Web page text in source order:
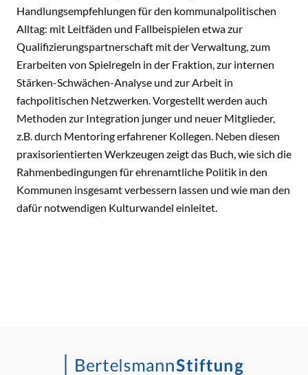
Handlungsempfehlungen für den kommunalpolitischen
Alltag: mit Leitfäden und Fallbeispielen etwa zur
Qualifizierungspartnerschaft mit der Verwaltung, zum
Erarbeiten von Spielregeln in der Fraktion, zur internen
Stärken-Schwächen-Analyse und zur Arbeit in
fachpolitischen Netzwerken. Vorgestellt werden auch
Methoden zur Integration junger und neuer Mitglieder,
z.B. durch Mentoring erfahrener Kollegen. Neben diesen
praxisorientierten Werkzeugen zeigt das Buch, wie sich die
Rahmenbedingungen für ehrenamtliche Politik in den
Kommunen insgesamt verbessern lassen und wie man den
dafür notwendigen Kulturwandel einleitet.